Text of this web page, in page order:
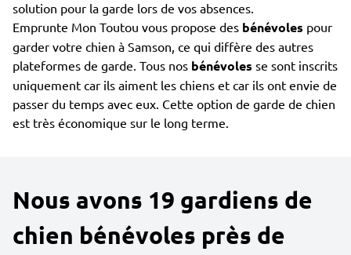
solution pour la garde lors de vos absences.
Emprunte Mon Toutou vous propose des bénévoles pour
garder votre chien à Samson, ce qui diffère des autres
plateformes de garde. Tous nos bénévoles se sont inscrits
uniquement car ils aiment les chiens et car ils ont envie de
passer du temps avec eux. Cette option de garde de chien
est très économique sur le long terme.
Nous avons 19 gardiens de
chien bénévoles près de